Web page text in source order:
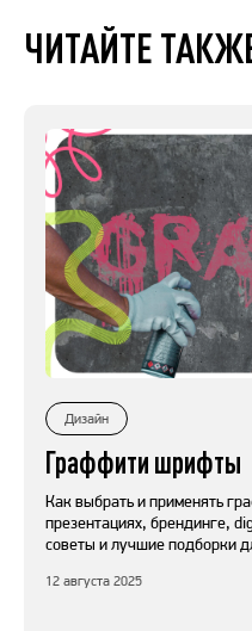
ЧИТАЙТЕ
Дизайн
Граффити шрифты
Как выбрать и применять
презентациях, брендинге,
советы и лучшие подборки
12 августа 2025